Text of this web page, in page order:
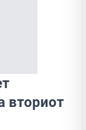
вториот